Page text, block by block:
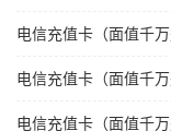
电信充值卡（面值千
电信充值卡（面值千
电信充值卡（面值千